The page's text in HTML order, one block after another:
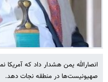
انصارالله یمن هشدار داد که
صهیونیست‌ها در منطقه نجات دهد.